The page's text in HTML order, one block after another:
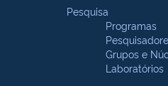
Pesquisa
Programas
Grupos e
Laboratórios